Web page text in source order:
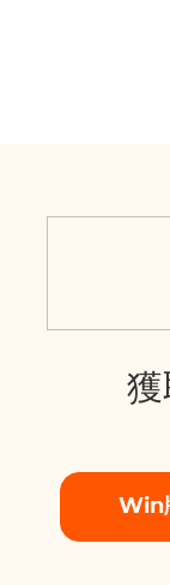
獲
Win